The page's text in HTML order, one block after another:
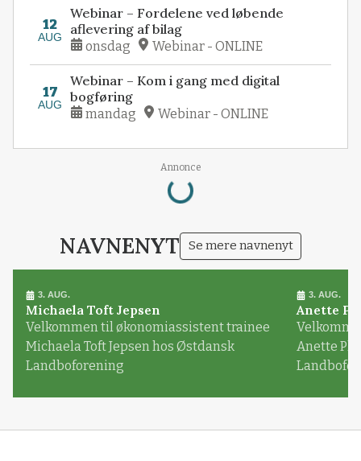
12
AUG
Webinar – Fordelene ved løbende
aflevering af bilag
onsdag Webinar - ONLINE
17
AUG
Webinar – Kom i gang med digital
bogføring
mandag Webinar - ONLINE
Annonce
Loading...
NAVNENYT Se mere navnenyt
3. AUG.
Michaela Toft Jepsen
Velkommen til økonomiassistent trainee
Michaela Toft Jepsen hos Østdansk
Landboforening
3. AUG.
Anette
Anette